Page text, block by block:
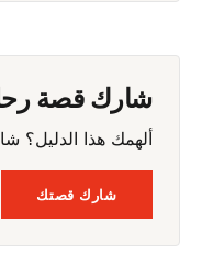
شارك قصة
ألهمك هذا الدليل؟
شارك قصتك